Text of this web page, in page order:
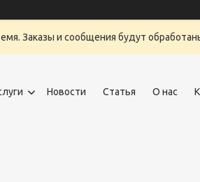
Заказы и сообщения будут
Новости Статья О нас